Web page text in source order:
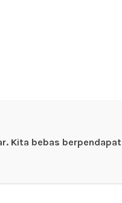
Kita bebas berpendapat